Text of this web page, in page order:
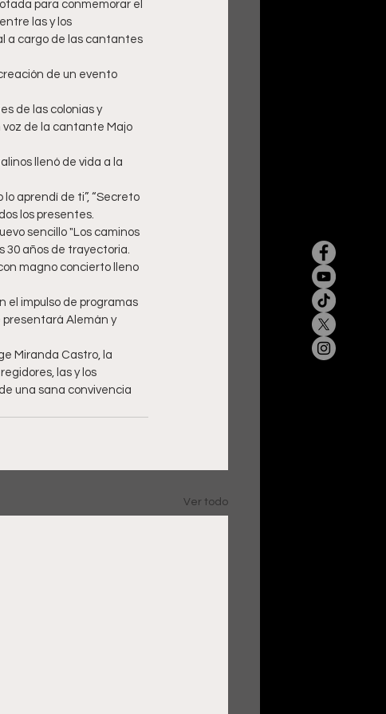
para conmemorar el
las y los
a cargo de las cantantes
de un evento
de las colonias y
voz de la cantante Majo
llenó de vida a la
aprendí de ti”, “Secreto
los presentes.
sencillo "Los caminos
30 años de trayectoria.
magno concierto lleno
el impulso de programas
presentará Alemán y
Miranda Castro, la
las y los
una sana convivencia
Ver todo